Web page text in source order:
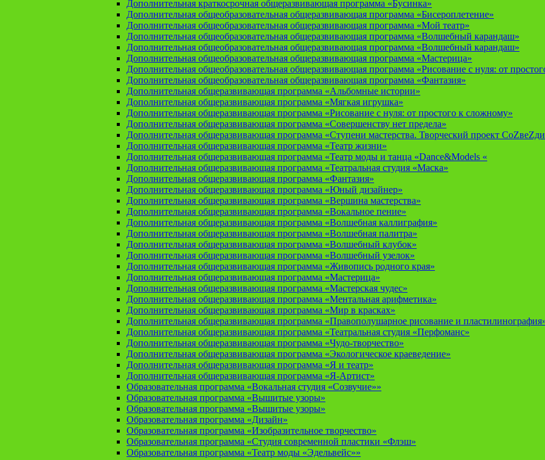
Дополнительная краткосрочная общеразвивающая программа «Бусинка»
Дополнительная общеобразовательная общеразвивающая программа «Бисероплетение»
Дополнительная общеобразовательная общеразвивающая программа «Мой театр»
Дополнительная общеобразовательная общеразвивающая программа «Волшебный карандаш»
Дополнительная общеобразовательная общеразвивающая программа «Волшебный карандаш»
Дополнительная общеобразовательная общеразвивающая программа «Мастерица»
Дополнительная общеобразовательная общеразвивающая программа «Рисование с нуля: от
Дополнительная общеобразовательная общеразвивающая программа «Фантазия»
Дополнительная общеразвивающая программа «Альбомные истории»
Дополнительная общеразвивающая программа «Мягкая игрушка»
Дополнительная общеразвивающая программа «Рисование с нуля: от простого к сложному»
Дополнительная общеразвивающая программа «Совершенству нет предела»
Дополнительная общеразвивающая программа «Ступени мастерства. Творческий проект
Дополнительная общеразвивающая программа «Театр жизни»
Дополнительная общеразвивающая программа «Театр моды и танца «Dance&Models «
Дополнительная общеразвивающая программа «Театральная студия «Маска»
Дополнительная общеразвивающая программа «Фантазия»
Дополнительная общеразвивающая программа «Юный дизайнер»
Дополнительная общеразвивающая программа «Вершина мастерства»
Дополнительная общеразвивающая программа «Вокальное пение»
Дополнительная общеразвивающая программа «Волшебная каллиграфия»
Дополнительная общеразвивающая программа «Волшебная палитра»
Дополнительная общеразвивающая программа «Волшебный клубок»
Дополнительная общеразвивающая программа «Волшебный узелок»
Дополнительная общеразвивающая программа «Живопись родного края»
Дополнительная общеразвивающая программа «Мастерица»
Дополнительная общеразвивающая программа «Мастерская чудес»
Дополнительная общеразвивающая программа «Ментальная арифметика»
Дополнительная общеразвивающая программа «Мир в красках»
Дополнительная общеразвивающая программа «Правополушарное рисование и
Дополнительная общеразвивающая программа «Театральная студия «Перфоманс»
Дополнительная общеразвивающая программа «Чудо-творчество»
Дополнительная общеразвивающая программа «Экологическое краеведение»
Дополнительная общеразвивающая программа «Я и театр»
Дополнительная общеразвивающая программа «Я-Артист»
Образовательная программа «Вокальная студия «Созвучие»»
Образовательная программа «Вышитые узоры»
Образовательная программа «Вышитые узоры»
Образовательная программа «Дизайн»
Образовательная программа «Изобразительное творчество»
Образовательная программа «Студия современной пластики «Флэш»
Образовательная программа «Театр моды «Эдельвейс»»